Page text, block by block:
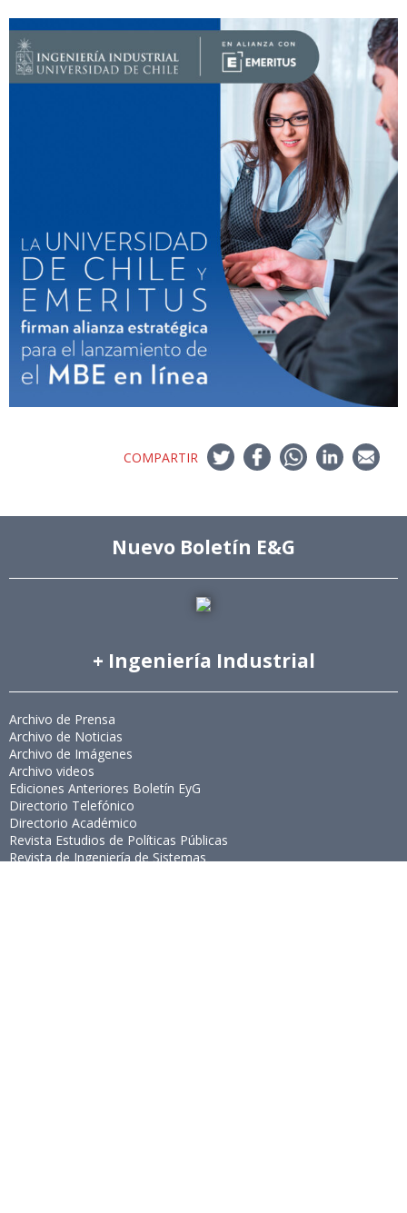
COMPARTIR
Nuevo Boletín E&G
+ Ingeniería Industrial
Archivo de Prensa
Archivo de Noticias
Archivo de Imágenes
Archivo videos
Ediciones Anteriores Boletín EyG
Directorio Telefónico
Directorio Académico
Revista Estudios de Políticas Públicas
Revista de Ingeniería de Sistemas